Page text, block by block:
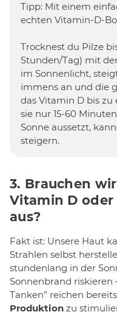
Tipp: Mit einem
echten Vitamin-D-
Trocknest du Pilze
Stunden/Tag) mit
im Sonnenlicht,
immens an und die
das Vitamin D bis
sie nur 15-60
Sonne aussetzt,
steigern.
3. Brauchen
Vitamin D
aus?
Fakt ist: Unsere Haut
Strahlen selbst
stundenlang in der
Sonnenbrand riskieren
Tanken” reichen
Produktion zu